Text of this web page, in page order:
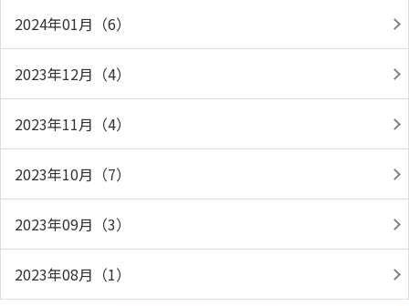
2024年01月（6）
2023年12月（4）
2023年11月（4）
2023年10月（7）
2023年09月（3）
2023年08月（1）